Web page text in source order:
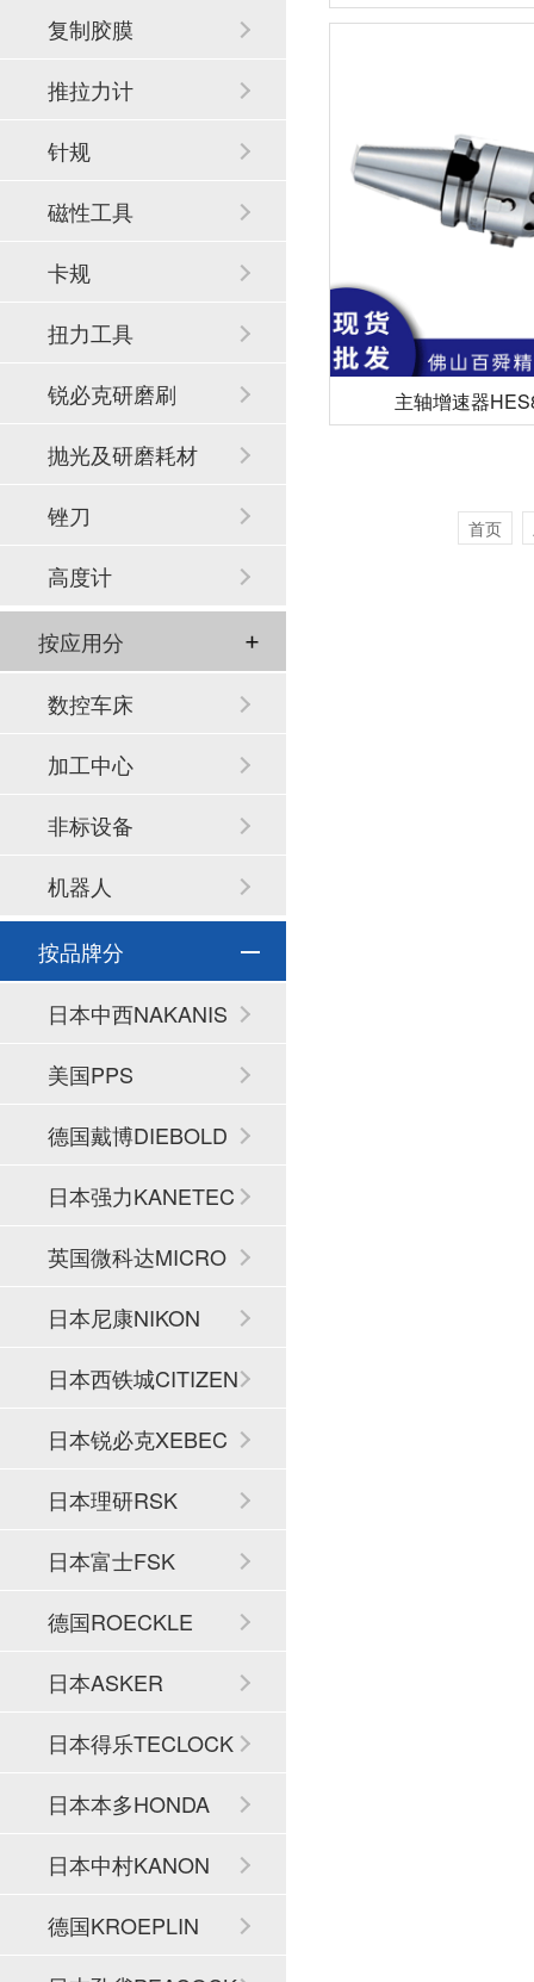
主轴增速器
首页
复制胶膜
推拉力计
针规
磁性工具
卡规
扭力工具
锐必克研磨刷
抛光及研磨耗材
锉刀
高度计
按应用分
数控车床
加工中心
非标设备
机器人
按品牌分
日本中西NAKANIS
HI
美国PPS
德国戴博DIEBOLD
日本强力KANETEC
英国微科达MICRO
SET
日本尼康NIKON
日本西铁城CITIZEN
日本锐必克XEBEC
日本理研RSK
日本富士FSK
德国ROECKLE
日本ASKER
日本得乐TECLOCK
日本本多HONDA
日本中村KANON
德国KROEPLIN